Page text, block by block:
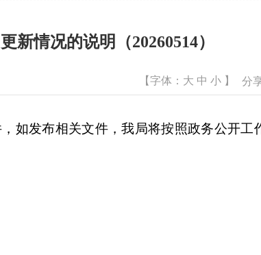
新情况的说明（20260514）
【字体： 大 中 小 】 分
发布相关文件，我局将按照政务公开工